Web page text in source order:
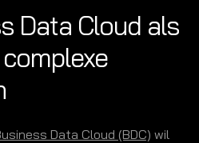
Data Cloud als
Data Cloud (BDC) wil